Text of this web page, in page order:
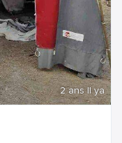
2 ans Il ya